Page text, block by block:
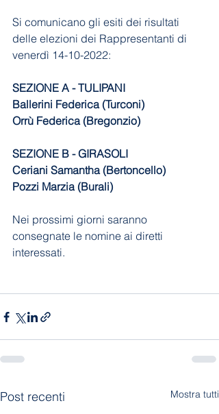
Si comunicano gli esiti dei risultati
delle elezioni dei Rappresentanti di
venerdì 14-10-2022:
SEZIONE A - TULIPANI
Ballerini Federica (Turconi)
Orrù Federica (Bregonzio)
SEZIONE B - GIRASOLI
Ceriani Samantha (Bertoncello)
Pozzi Marzia (Burali)
Nei prossimi giorni saranno
consegnate le nomine ai diretti
interessati.
Post recenti Mostra tutti